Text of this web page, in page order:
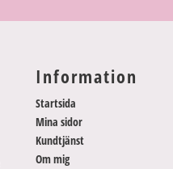
Information
Startsida
Mina sidor
Kundtjänst
Om mig